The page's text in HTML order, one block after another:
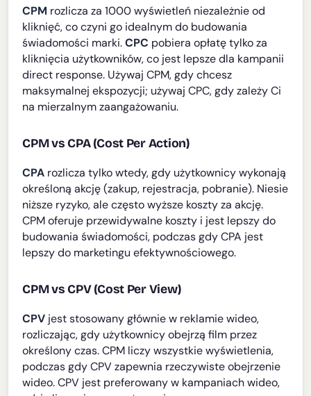
CPM rozlicza za 1000 wyświetleń niezależnie od
kliknięć, co czyni go idealnym do budowania
świadomości marki.CPC pobiera opłatę tylko za
kliknięcia użytkowników, co jest lepsze dla kampanii
direct response. Używaj CPM, gdy chcesz
maksymalnej ekspozycji; używaj CPC, gdy zależy Ci
na mierzalnym zaangażowaniu.
CPM vs CPA (Cost Per Action)
CPA rozlicza tylko wtedy, gdy użytkownicy wykonają
określoną akcję (zakup, rejestracja, pobranie). Niesie
niższe ryzyko, ale często wyższe koszty za akcję.
CPM oferuje przewidywalne koszty i jest lepszy do
budowania świadomości, podczas gdy CPA jest
lepszy do marketingu efektywnościowego.
CPM vs CPV (Cost Per View)
CPV jest stosowany głównie w reklamie wideo,
rozliczając, gdy użytkownicy obejrzą film przez
określony czas. CPM liczy wszystkie wyświetlenia,
podczas gdy CPV zapewnia rzeczywiste obejrzenie
wideo. CPV jest preferowany w kampaniach wideo,